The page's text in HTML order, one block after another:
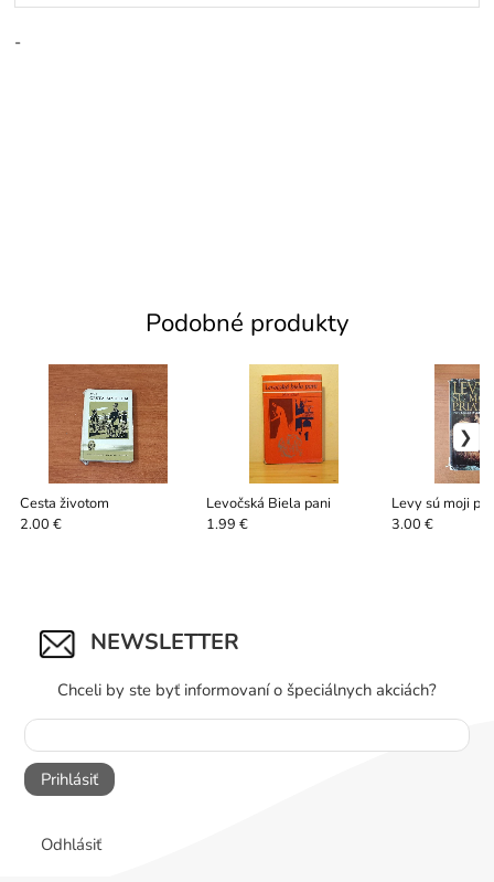
-
Podobné produkty
Cesta životom
2.00 €
Levočská Biela pani
1.99 €
Levy sú moji
3.00 €
NEWSLETTER
Chceli by ste byť informovaní o špeciálnych akciách?
Prihlásiť
Odhlásiť